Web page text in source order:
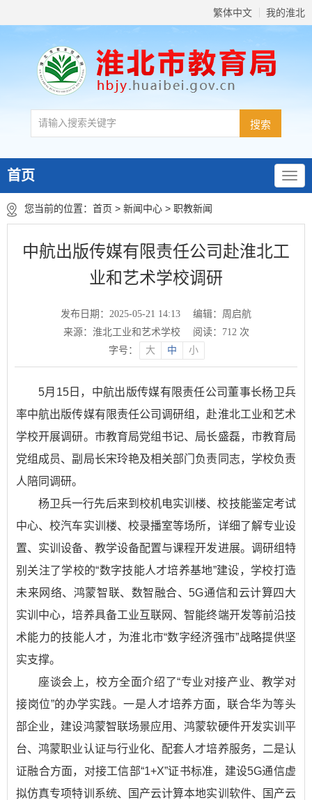
繁体中文 我的淮北
首页
您当前的位置： 首页 > 新闻中心 > 职教新闻
中航出版传媒有限责任公司赴淮北工
业和艺术学校调研
发布日期：2025-05-21 14:13
编辑：周启航
来源：淮北工业和艺术学校
阅读： 712次
字号：
大 中 小
5月15日，中航出版传媒有限责任公司董事长杨卫兵
率中航出版传媒有限责任公司调研组，赴淮北工业和艺术
学校开展调研。市教育局党组书记、局长盛磊，市教育局
党组成员、副局长宋玲艳及相关部门负责同志，学校负责
人陪同调研。
杨卫兵一行先后来到校机电实训楼、校技能鉴定考试
中心、校汽车实训楼、校录播室等场所，详细了解专业设
置、实训设备、教学设备配置与课程开发进展。调研组特
别关注了学校的“数字技能人才培养基地”建设，学校打造
未来网络、鸿蒙智联、数智融合、5G通信和云计算四大
实训中心，培养具备工业互联网、智能终端开发等前沿技
术能力的技能人才，为淮北市“数字经济强市”战略提供坚
实支撑。
座谈会上，校方全面介绍了“专业对接产业、教学对
接岗位”的办学实践。一是人才培养方面，联合华为等头
部企业，建设鸿蒙智联场景应用、鸿蒙软硬件开发实训平
台、鸿蒙职业认证与行业化、配套人才培养服务，二是认
证融合方面，对接工信部“1+X”证书标准，建设5G通信虚
拟仿真专项特训系统、国产云计算本地实训软件、国产云